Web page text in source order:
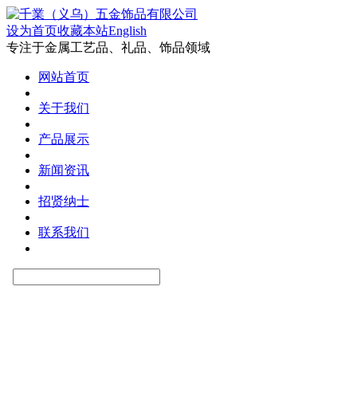
设为首页收藏本站English
专注于金属工艺品、礼品、饰品领域
网站首页
关于我们
产品展示
新闻资讯
招贤纳士
联系我们